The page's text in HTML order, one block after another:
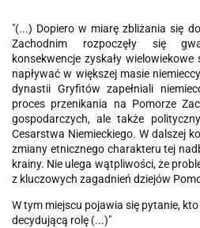
"(...) Dopiero w miarę zbliżania się
Zachodnim rozpoczęły się
konsekwencje zyskały
napływać w większej masie
dynastii Gryfitów zapełniali
proces przenikania na Pomorze
gospodarczych, ale także
Cesarstwa Niemieckiego. W dalszej
zmiany etnicznego charakteru tej
krainy. Nie ulega wątpliwości, że
z kluczowych zagadnień dziejów
W tym miejscu pojawia się pytanie,
decydującą rolę (...)"